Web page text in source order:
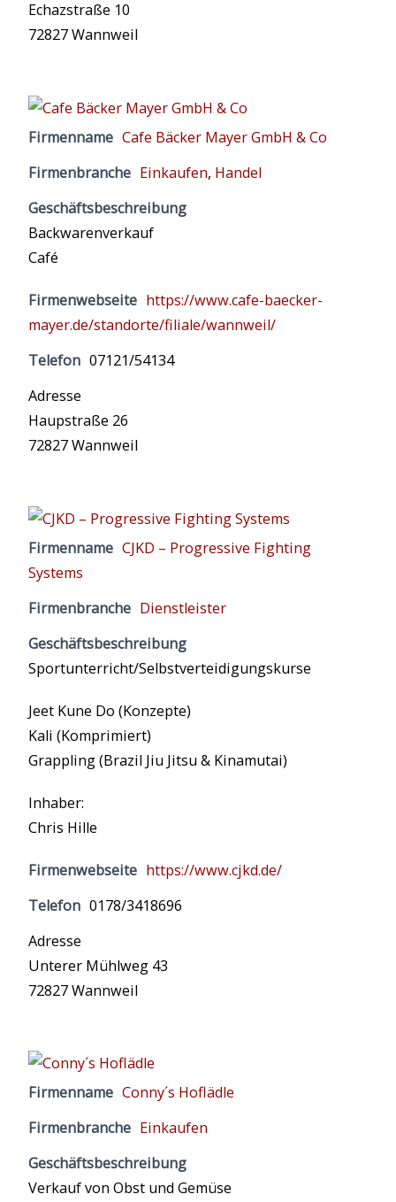
Echazstraße 10
72827 Wannweil
Firmenname Cafe Bäcker Mayer GmbH & Co
Firmenbranche Einkaufen, Handel
Geschäftsbeschreibung
Backwarenverkauf
Café
Firmenwebseite https://www.cafe-baecker-
mayer.de/standorte/filiale/wannweil/
Telefon 07121/54134
Adresse
Haupstraße 26
72827 Wannweil
Firmenname CJKD – Progressive Fighting
Systems
Firmenbranche Dienstleister
Geschäftsbeschreibung
Sportunterricht/Selbstverteidigungskurse
Jeet Kune Do (Konzepte)
Kali (Komprimiert)
Grappling (Brazil Jiu Jitsu & Kinamutai)
Inhaber:
Chris Hille
Firmenwebseite https://www.cjkd.de/
Telefon 0178/3418696
Adresse
Unterer Mühlweg 43
72827 Wannweil
Firmenname Conny´s Hoflädle
Firmenbranche Einkaufen
Geschäftsbeschreibung
Verkauf von Obst und Gemüse